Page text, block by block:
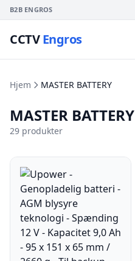
B2B ENGROS
CCTVEngros
Hjem MASTER BATTERY
MASTER BATTERY
29 produkter